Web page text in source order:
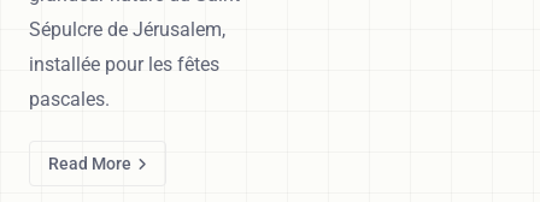
Sépulcre de Jérusalem,
installée pour les fêtes
pascales.
Read More